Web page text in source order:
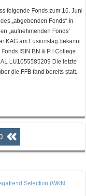
folgende Fonds zum 16. Juni
„abgebenden Fonds“ in
„aufnehmenden Fonds“
KAG am Fusionstag bekannt
ISIN BN & P I College
LU1055585209 Die letzte
die FFB fand bereits statt.
Selection (WKN